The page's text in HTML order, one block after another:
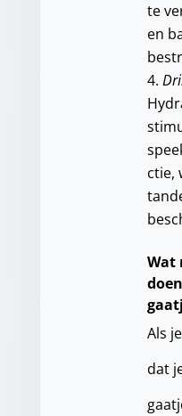
te
en
ctie,
Wat
Als
dat